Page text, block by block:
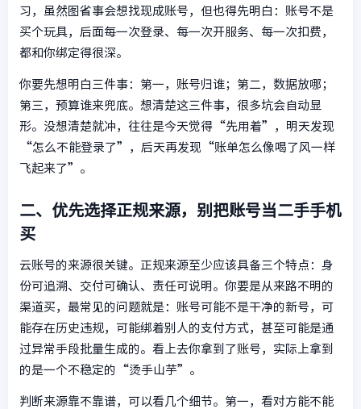
习，虽然图省事会想找现成账号，但也得先明白：账号不是
买个玩具，后面每一次登录、每一次开服务、每一次扣费，
都和你绑定得很深。
你要先想明白三件事：第一，账号归谁；第二，数据放哪；
第三，预算谁来兜底。想清楚这三件事，很多坑会自动显
形。没想清楚就冲，往往是今天觉得“先用着”，明天发现
“怎么不能登录了”，后天再发现“账单怎么像喝了风一样
飞起来了”。
二、优先选择正规来源，别把账号当二手手机
买
云账号的来源很关键。正规来源至少应该具备三个特点：身
份可追溯、交付可确认、责任可说明。你要是从来路不明的
渠道买，最常见的问题就是：账号可能不是干净的新号，可
能存在历史违规，可能绑着别人的支付方式，甚至可能是通
过异常手段批量生成的。看上去你拿到了账号，实际上拿到
的是一个不稳定的“烫手山芋”。
判断来源靠不靠谱，可以看几个细节。第一，看对方能不能